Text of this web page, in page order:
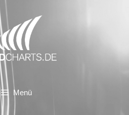
Menü